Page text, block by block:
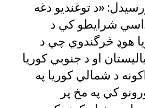
«د توغندیو دغه
داسي شرایطو کي د
هوډ څرگندوي چي د
او د جنوبي کوریا
د شمالي کوریا په
کي په مخ پر